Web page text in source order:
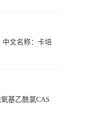
中文名称：卡培
基乙酰氯CAS